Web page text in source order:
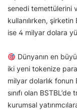
senedi temettülerini
kullanılırken,
ise 4 milyar dolara
Dünyanın en
iki yeni tokenize
milyar dolarlık
sınıfı olan
kurumsal